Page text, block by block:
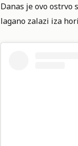
Danas je ovo ostrvo
lagano zalazi iza